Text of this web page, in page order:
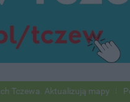
Aktualizują mapy Pod